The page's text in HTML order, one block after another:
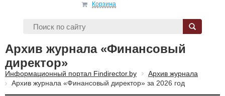
Корзина
Архив журнала «Финансовый
директор»
Информационный портал Findirector.by
Архив журнала
Архив журнала «Финансовый директор» за 2026 год